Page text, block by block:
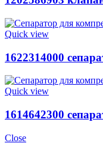
Quick view
1622314000
Quick view
1614642300
Close